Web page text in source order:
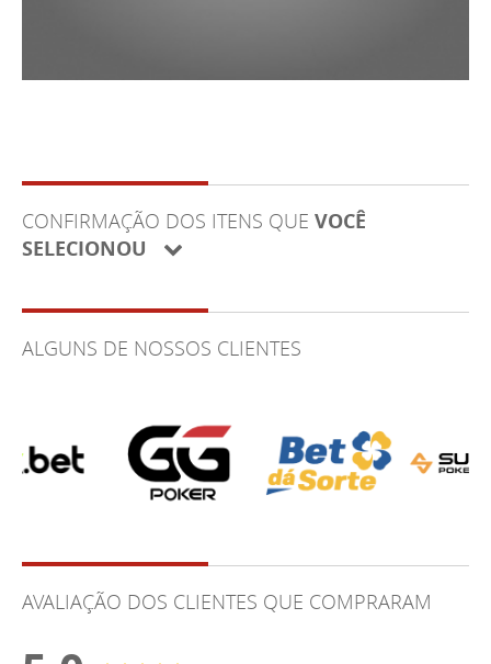
CONFIRMAÇÃO DOS ITENS QUE VOCÊ
SELECIONOU
ALGUNS DE NOSSOS CLIENTES
AVALIAÇÃO DOS CLIENTES QUE COMPRARAM